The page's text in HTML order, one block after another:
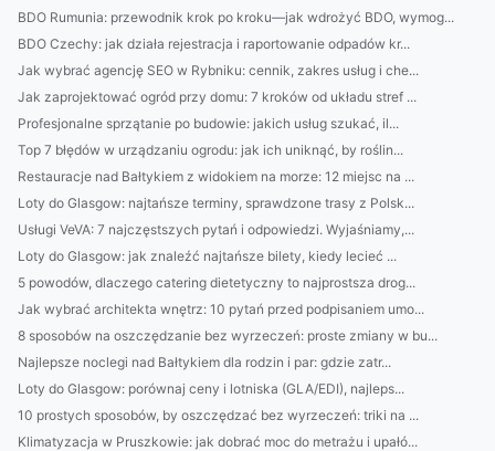
BDO Rumunia: przewodnik krok po kroku—jak wdrożyć BDO, wymog...
BDO Czechy: jak działa rejestracja i raportowanie odpadów kr...
Jak wybrać agencję SEO w Rybniku: cennik, zakres usług i che...
Jak zaprojektować ogród przy domu: 7 kroków od układu stref ...
Profesjonalne sprzątanie po budowie: jakich usług szukać, il...
Top 7 błędów w urządzaniu ogrodu: jak ich uniknąć, by roślin...
Restauracje nad Bałtykiem z widokiem na morze: 12 miejsc na ...
Loty do Glasgow: najtańsze terminy, sprawdzone trasy z Polsk...
Usługi VeVA: 7 najczęstszych pytań i odpowiedzi. Wyjaśniamy,...
Loty do Glasgow: jak znaleźć najtańsze bilety, kiedy lecieć ...
5 powodów, dlaczego catering dietetyczny to najprostsza drog...
Jak wybrać architekta wnętrz: 10 pytań przed podpisaniem umo...
8 sposobów na oszczędzanie bez wyrzeczeń: proste zmiany w bu...
Najlepsze noclegi nad Bałtykiem dla rodzin i par: gdzie zatr...
Loty do Glasgow: porównaj ceny i lotniska (GLA/EDI), najleps...
10 prostych sposobów, by oszczędzać bez wyrzeczeń: triki na ...
Klimatyzacja w Pruszkowie: jak dobrać moc do metrażu i upałó...